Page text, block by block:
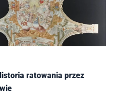
ratowania przez